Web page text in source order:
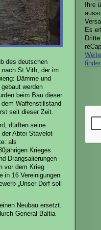
des deutschen
nach St.Vith, der im
Dämme und
werden
beim Bau dieser
Waffenstillstand
seit dieser Zeit.
dürften seine
der Abtei Stavelot-
als
Krieges
Drangsalierungen
vor dem Krieg
in 16 Vereinigungen
„Unser Dorf soll
Neubau ersetzt.
General Baltia
Ihre
Es